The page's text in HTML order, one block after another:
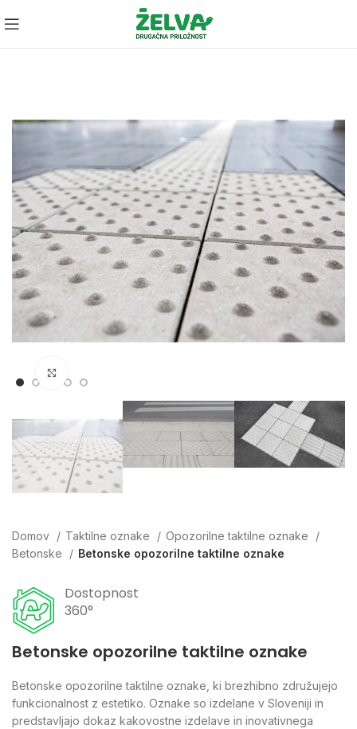
Domov Taktilne oznake
Opozorilne taktilne oznake
Betonske
Betonske opozorilne taktilne oznake
Dostopnost
360°
Betonske opozorilne taktilne oznake
Betonske opozorilne taktilne oznake, ki brezhibno združujejo
funkcionalnost z estetiko. Oznake so izdelane v Sloveniji in
predstavljajo dokaz kakovostne izdelave in inovativnega